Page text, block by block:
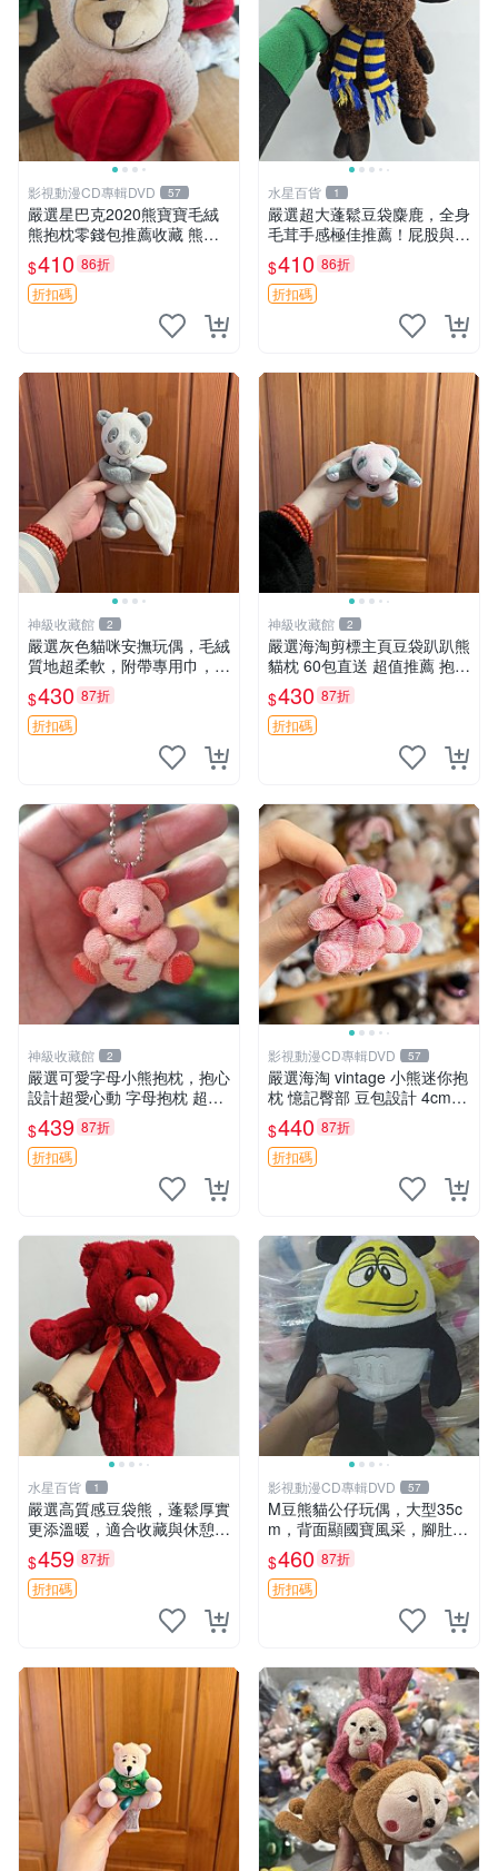
影視動漫CD專輯DVD 57
嚴選星巴克2020熊寶寶毛絨
熊抱枕零錢包推薦收藏 熊寶
寶 毛絨熊 零錢包
$410 86折
折扣碼
水星百貨 1
嚴選超大蓬鬆豆袋麋鹿，全身
毛茸手感極佳推薦！屁股與四
肢填充均勻，適合收藏與孩童
共賞。 麋鹿 豆袋 毛茸玩具
$410 86折
折扣碼
神級收藏館 2
嚴選灰色貓咪安撫玩偶，毛絨
質地超柔軟，附帶專用巾，寶
寶入睡好幫手 貓咪、安撫玩
偶、新生兒
$430 87折
折扣碼
神級收藏館 2
嚴選海淘剪標主頁豆袋趴趴熊
貓枕 60包直送 超值推薦 抱枕
海外購入 新款 條件良好
$430 87折
折扣碼
神級收藏館 2
嚴選可愛字母小熊抱枕，抱心
設計超愛心動 字母抱枕 超大
尺寸 掛飾 小熊造型 推薦收藏
抱枕掛飾 字母抱枕 小熊抱枕
$439 87折
折扣碼
影視動漫CD專輯DVD 57
嚴選海淘 vintage 小熊迷你抱
枕 憶記臀部 豆包設計 4cm
高 推薦收藏 迷你豆包小熊、
高臀部、豆袋抱枕
$440 87折
折扣碼
水星百貨 1
嚴選高質感豆袋熊，蓬鬆厚實
更添溫暖，適合收藏與休憩。
前胸填充飽滿，背部亦具優雅
設計。 豆袋熊 保暖 溫柔 蓬
松
$459 87折
折扣碼
影視動漫CD專輯DVD 57
M豆熊貓公仔玩偶，大型35c
m，背面顯國寶風采，腳肚刺
繡M標識，柔軟可 MACHINE
WASH。國寶 M豆 玩偶 公仔
$460 87折
折扣碼